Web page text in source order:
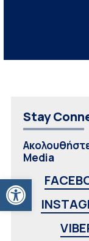
Ανοίξτε τη γραμμή
Stay
Media